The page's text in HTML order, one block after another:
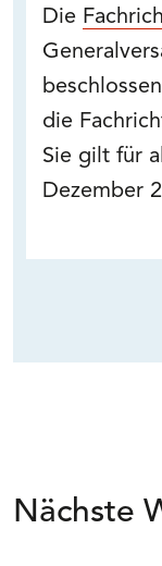
Die
die
Sie gilt für
Dezember
Nächste